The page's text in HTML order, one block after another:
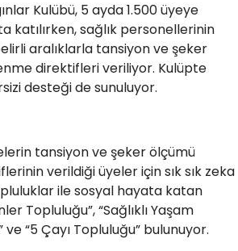
Kulübü, 5 ayda 1.500 üyeye
katılırken, sağlık personellerinin
aralıklarla tansiyon ve şeker
direktifleri veriliyor. Kulüpte
desteği de sunuluyor.
tansiyon ve şeker ölçümü
verildiği üyeler için sık sık zeka
ile sosyal hayata katan
Topluluğu”, “Sağlıklı Yaşam
“5 Çayı Topluluğu” bulunuyor.